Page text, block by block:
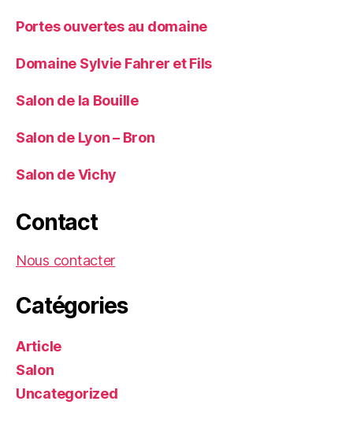
Portes ouvertes au domaine
Domaine Sylvie Fahrer et Fils
Salon de la Bouille
Salon de Lyon – Bron
Salon de Vichy
Contact
Nous contacter
Catégories
Article
Salon
Uncategorized